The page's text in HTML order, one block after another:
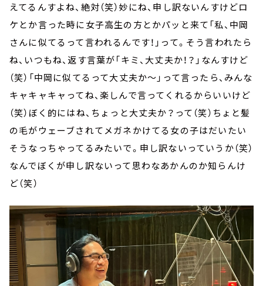
えてるんすよね、絶対（笑）妙にね、申し訳ないんすけどロ
ケとか言った時に女子高生の方とかパッと来て「私、中岡
さんに似てるって言われるんです！」って。そう言われたら
ね、いつもね、返す言葉が「キミ、大丈夫か！？」なんすけど
（笑）「中岡に似てるって大丈夫か～」って言ったら、みんな
キャキャキャってね、楽しんで言ってくれるからいいけど
（笑）ぼく的にはね、ちょっと大丈夫か？って（笑）ちょと髪
の毛がウェーブされてメガネかけてる女の子はだいたい
そうなっちゃってるみたいで。申し訳ないっていうか（笑）
なんでぼくが申し訳ないって思わなあかんのか知らんけ
ど（笑）